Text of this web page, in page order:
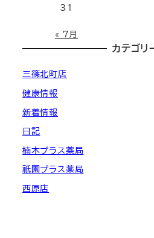
31
« 7月
カテゴリ
三篠北町店
健康情報
新着情報
日記
楠木プラス薬局
祇園プラス薬局
西原店